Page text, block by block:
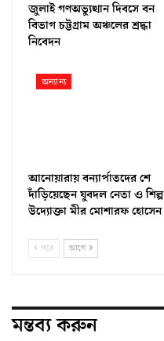
জুলাই গণঅভ্যুত্থান দিবসে বন
বিভাগ চট্টগ্রাম অঞ্চলের শ্রদ্ধা
নিবেদন
অন্যান্য
আনোয়ারায় বন্যার্পাতদের শে
দাঁড়িয়েছেন যুবদল নেতা ও শিল্প
উদ্যোক্তা মীর মোশারফ হোসেন ‎
পরে আগে
মন্তব্য করুন